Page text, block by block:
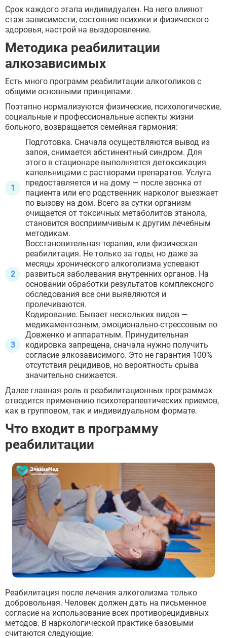
Срок каждого этапа индивидуален. На него влияют
стаж зависимости, состояние психики и физического
здоровья, настрой на выздоровление.
Методика реабилитации
алкозависимых
Есть много программ реабилитации алкоголиков с
общими основными принципами.
Поэтапно нормализуются физические, психологические,
социальные и профессиональные аспекты жизни
больного, возвращается семейная гармония:
Подготовка. Сначала осуществляются вывод из
запоя, снимается абстинентный синдром. Для
этого в стационаре выполняется детоксикация
капельницами с растворами препаратов. Услуга
предоставляется и на дому — после звонка от
пациента или его родственник нарколог выезжает
по вызову на дом. Всего за сутки организм
очищается от токсичных метаболитов этанола,
становится восприимчивым к другим лечебным
методикам.
Восстановительная терапия, или физическая
реабилитация. Не только за годы, но даже за
месяцы хронического алкоголизма успевают
развиться заболевания внутренних органов. На
основании обработки результатов комплексного
обследования все они выявляются и
пролечиваются.
Кодирование. Бывает нескольких видов —
медикаментозным, эмоционально-стрессовым по
Довженко и аппаратным. Принудительная
кодировка запрещена, сначала нужно получить
согласие алкозависимого. Это не гарантия 100%
отсутствия рецидивов, но вероятность срыва
значительно снижается.
Далее главная роль в реабилитационных программах
отводится применению психотерапевтических приемов,
как в групповом, так и индивидуальном формате.
Что входит в программу
реабилитации
Реабилитация после лечения алкоголизма только
добровольная. Человек должен дать на письменное
согласие на использование всех противорецидивных
методов. В наркологической практике базовыми
считаются следующие: